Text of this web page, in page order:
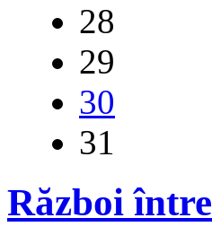
28
29
30
31
Război